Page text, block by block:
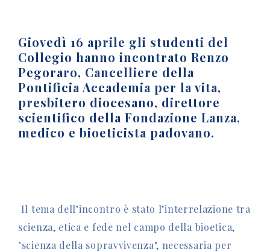
Giovedì 16 aprile gli studenti del
Collegio hanno incontrato Renzo
Pegoraro, Cancelliere della
Pontificia Accademia per la vita,
presbitero diocesano, direttore
scientifico della Fondazione Lanza,
medico e bioeticista padovano.
Il tema dell’incontro è stato l’interrelazione tra
scienza, etica e fede nel campo della bioetica,
"scienza della sopravvivenza", necessaria per